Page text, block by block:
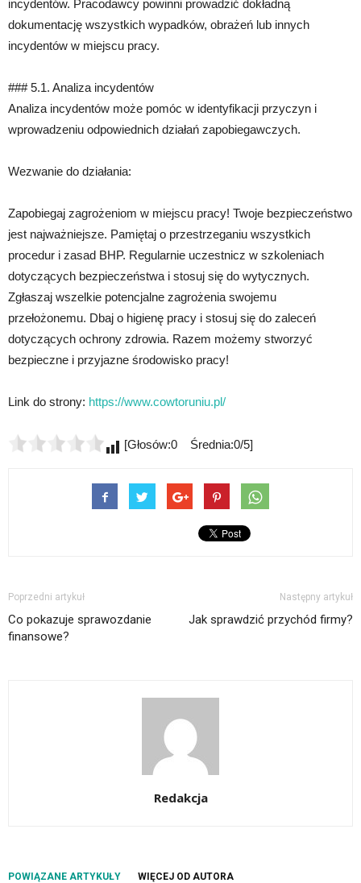
incydentów. Pracodawcy powinni prowadzić dokładną
dokumentację wszystkich wypadków, obrażeń lub innych
incydentów w miejscu pracy.
### 5.1. Analiza incydentów
Analiza incydentów może pomóc w identyfikacji przyczyn i
wprowadzeniu odpowiednich działań zapobiegawczych.
Wezwanie do działania:
Zapobiegaj zagrożeniom w miejscu pracy! Twoje bezpieczeństwo
jest najważniejsze. Pamiętaj o przestrzeganiu wszystkich
procedur i zasad BHP. Regularnie uczestnicz w szkoleniach
dotyczących bezpieczeństwa i stosuj się do wytycznych.
Zgłaszaj wszelkie potencjalne zagrożenia swojemu
przełożonemu. Dbaj o higienę pracy i stosuj się do zaleceń
dotyczących ochrony zdrowia. Razem możemy stworzyć
bezpieczne i przyjazne środowisko pracy!
Link do strony: https://www.cowtoruniu.pl/
[Głosów:0 Średnia:0/5]
Poprzedni artykuł
Co pokazuje sprawozdanie
finansowe?
Następny artykuł
Jak sprawdzić przychód firmy?
Redakcja
POWIĄZANE ARTYKUŁY WIĘCEJ OD AUTORA